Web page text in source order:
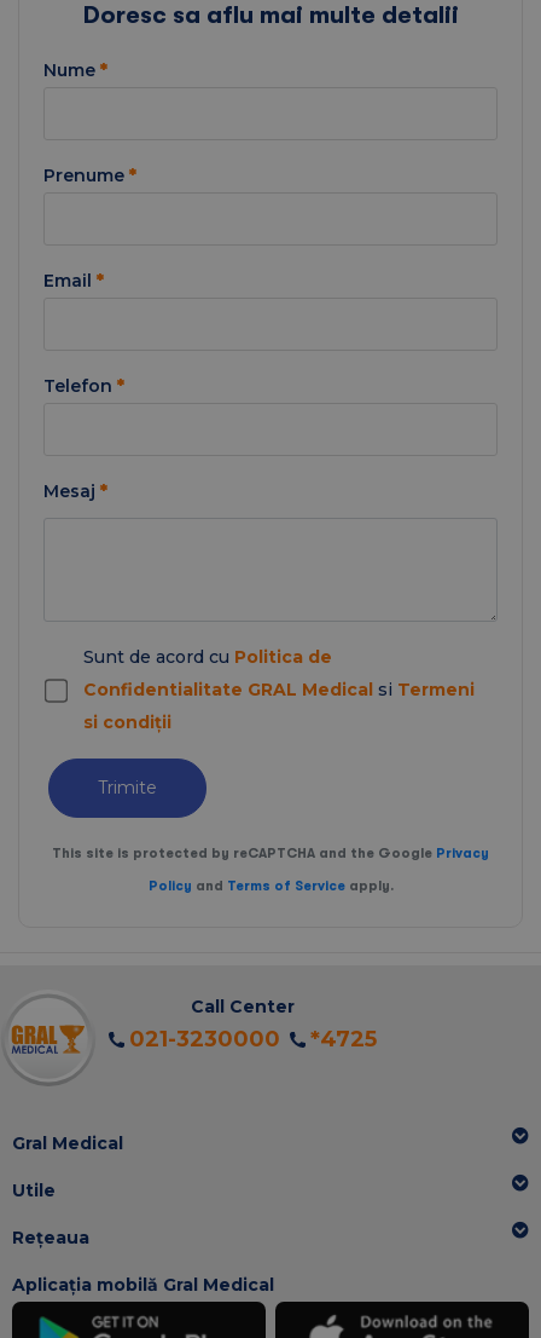
Doresc sa aflu mai multe detalii
Nume *
Prenume *
Email *
Telefon *
Mesaj *
Sunt de acord cu Politica de
Confidentialitate GRAL Medical si Termeni
si condiții
Trimite
This site is protected by reCAPTCHA and the Google Privacy
Policy and Terms of Serviceapply.
Call Center
021-3230000 *4725
Gral Medical
Utile
Rețeaua
Aplicația mobilă Gral Medical